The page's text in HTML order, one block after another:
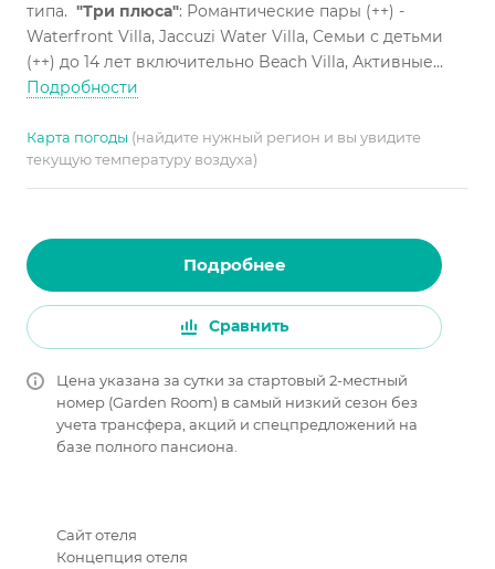
типа. "Три плюса": Романтические пары (++) -
Waterfront Villa, Jaccuzi Water Villa, Семьи с детьми
(++) до 14 лет включительно Beach Villa, Активные
гости (++), Снорклинг с берега (+) - лагунного типа,
характеристики (++).
Подробности
Карта погоды (найдите нужный регион и вы увидите
текущую температуру воздуха)
Подробнее
Сравнить
Цена указана за сутки за стартовый 2-местный
номер (Garden Room) в самый низкий сезон без
учета трансфера, акций и спецпредложений на
базе полного пансиона.
Сайт отеля
Концепция отеля